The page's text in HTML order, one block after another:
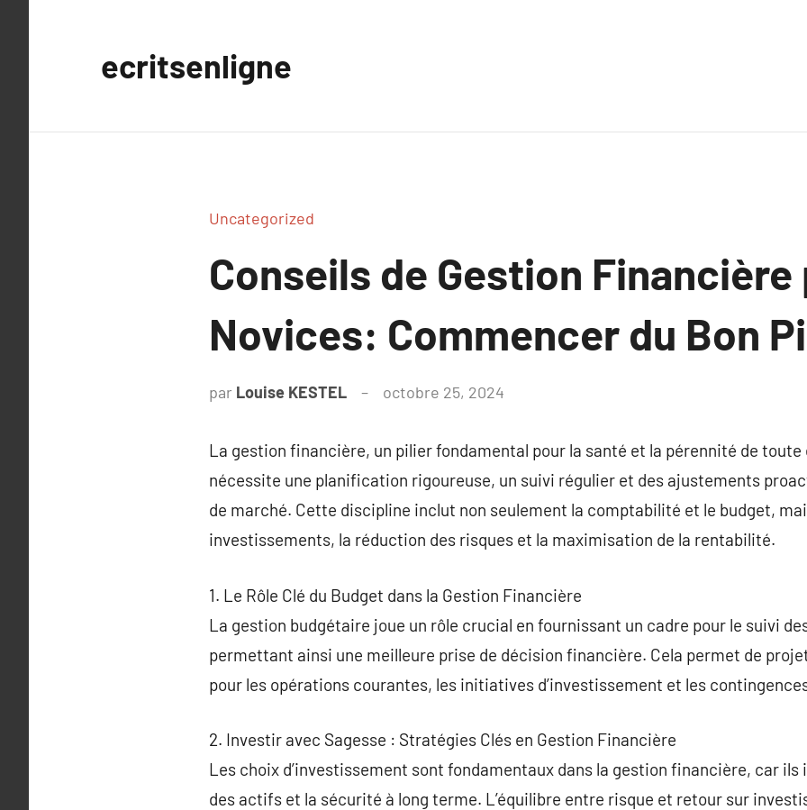
ecritsenligne
Uncategorized
Conseils de Gestion Financière
Novices: Commencer du Bon
par Louise KESTEL octobre 25, 2024
La gestion financière, un pilier fondamental pour la santé et la pérennité de
nécessite une planification rigoureuse, un suivi régulier et des ajustements
de marché. Cette discipline inclut non seulement la comptabilité et le budget,
investissements, la réduction des risques et la maximisation de la rentabilité.
1. Le Rôle Clé du Budget dans la Gestion Financière
La gestion budgétaire joue un rôle crucial en fournissant un cadre pour le suivi
permettant ainsi une meilleure prise de décision financière. Cela permet de
pour les opérations courantes, les initiatives d’investissement et les
2. Investir avec Sagesse : Stratégies Clés en Gestion Financière
Les choix d’investissement sont fondamentaux dans la gestion financière, car
des actifs et la sécurité à long terme. L’équilibre entre risque et retour sur